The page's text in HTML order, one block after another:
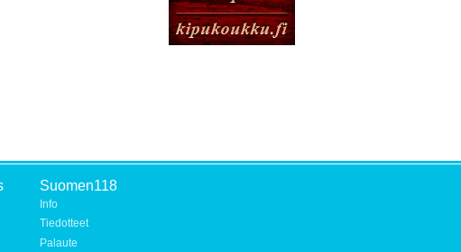
Suomen118
Info
Tiedotteet
Palaute